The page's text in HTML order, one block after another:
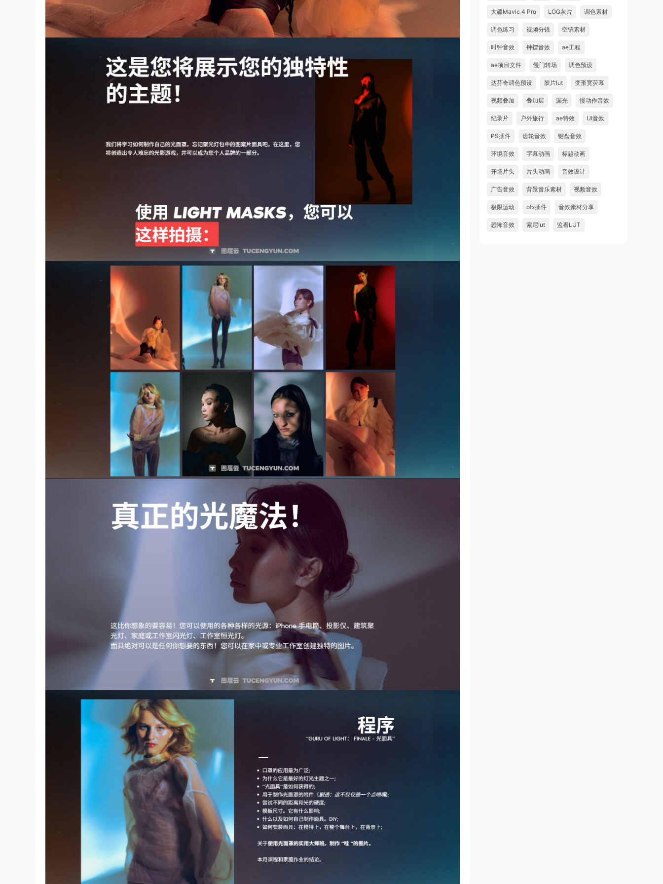
大疆Mavic 4 Pro LOG灰片 调色素材
调色练习 视频分镜 空镜素材
时钟音效 钟摆音效 ae工程
ae项目文件 慢门转场 调色预设
达芬奇调色预设 胶片lut 变形宽荧幕
视频叠加 叠加层 漏光 慢动作音效
纪录片 户外旅行 ae特效 UI音效
PS插件 齿轮音效 键盘音效
环境音效 字幕动画 标题动画
开场片头 片头动画 音效设计
广告音效 背景音乐素材 视频音效
极限运动 ofx插件 音效素材分享
恐怖音效 索尼lut 监看LUT